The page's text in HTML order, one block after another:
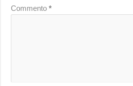
Commento*